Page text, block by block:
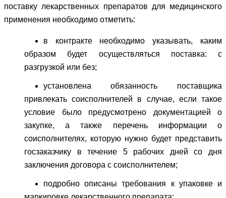
поставку лекарственных препаратов для медицинского
применения необходимо отметить:
в контракте необходимо указывать, каким
образом будет осуществляться поставка: с
разгрузкой или без;
установлена обязанность поставщика
привлекать соисполнителей в случае, если такое
условие было предусмотрено документацией о
закупке, а также перечень информации о
соисполнителях, которую нужно будет представить
госзаказчику в течение 5 рабочих дней со дня
заключения договора с соисполнителем;
подробно описаны требования к упаковке и